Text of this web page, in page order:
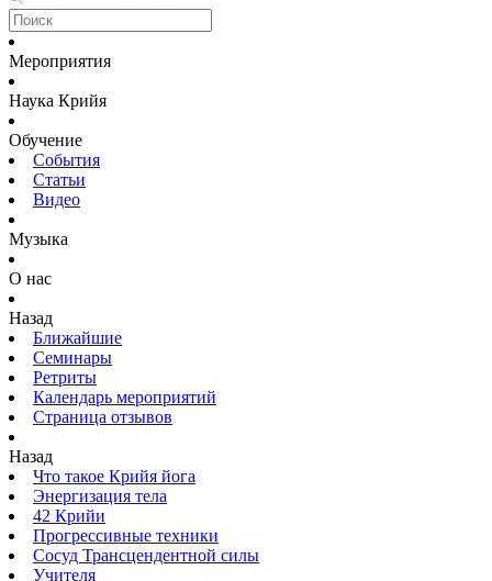
Мероприятия
Наука Крийя
Обучение
События
Статьи
Видео
Музыка
О нас
Назад
Ближайшие
Семинары
Ретриты
Календарь мероприятий
Страница отзывов
Назад
Что такое Крийя йога
Энергизация тела
42 Крийи
Прогрессивные техники
Сосуд Трансцендентной силы
Учителя